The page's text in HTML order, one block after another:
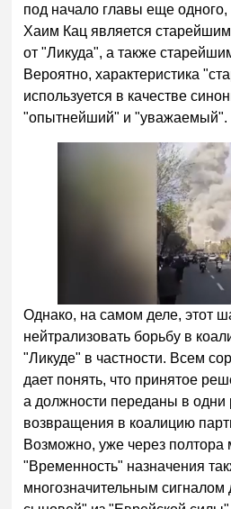
под начало главы еще одного,
Хаим Кац является
от "Ликуда", а также
Вероятно, характеристика
используется в качестве
"опытнейший" и "уважаемый".
Однако, на самом деле, этот
нейтрализовать борьбу в
"Ликуде" в частности. Всем
дает понять, что принятое
а должности переданы в одни
возвращения в коалицию
Возможно, уже через полтора
"Временность" назначения
многозначительным сигналом